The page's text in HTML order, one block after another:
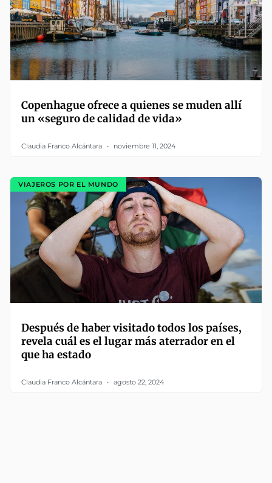
Copenhague ofrece a quienes se muden allí
un «seguro de calidad de vida»
Claudia Franco Alcántara noviembre 11, 2024
VIAJEROS POR EL MUNDO
Después de haber visitado todos los países,
revela cuál es el lugar más aterrador en el
que ha estado
Claudia Franco Alcántara agosto 22, 2024